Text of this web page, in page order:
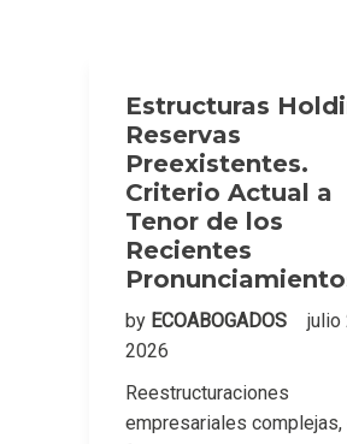
Estructuras
Reservas
Preexistentes.
Criterio Actual a
Tenor de los
Recientes
by ECOABOGADOS
julio
2026
Reestructuraciones
empresariales complejas,